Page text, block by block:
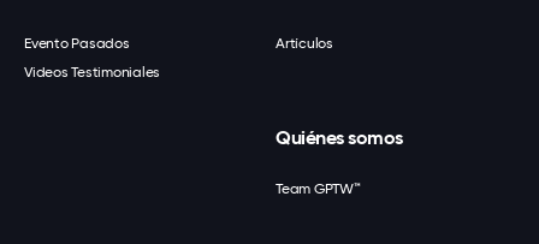
Evento Pasados
Videos Testimoniales
Artículos
Quiénes somos
Team GPTW™